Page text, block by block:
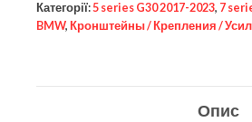
Категорії:5 series G30 2017-2023, 7
BMW, Кронштейны / Крепления /
Опис